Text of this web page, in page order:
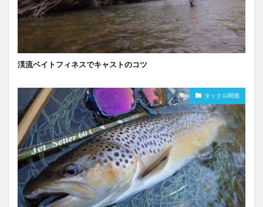
渓流ベイトフィネスでキャストのコツ
タックル関係